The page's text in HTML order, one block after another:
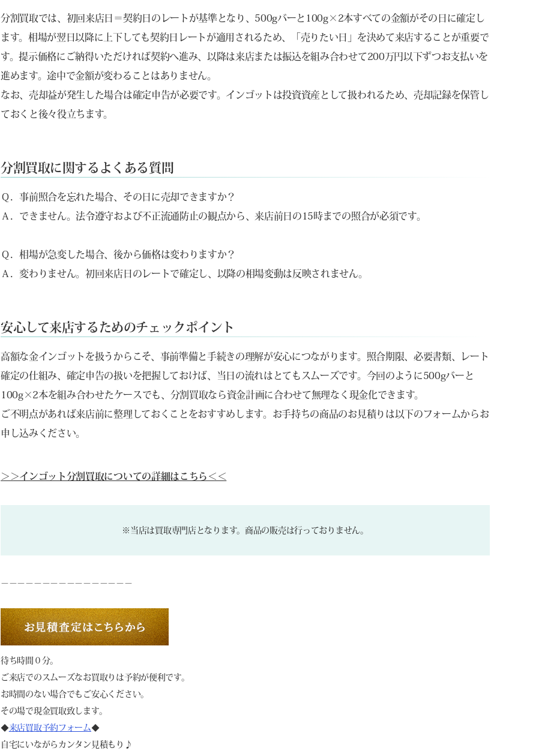
分割買取では、初回来店日＝契約日のレートが基準となり、500gバーと100g×2本すべての金額がその日に確定し
ます。相場が翌日以降に上下しても契約日レートが適用されるため、「売りたい日」を決めて来店することが重要で
す。提示価格にご納得いただければ契約へ進み、以降は来店または振込を組み合わせて200万円以下ずつお支払いを
進めます。途中で金額が変わることはありません。
なお、売却益が発生した場合は確定申告が必要です。インゴットは投資資産として扱われるため、売却記録を保管し
ておくと後々役立ちます。
分割買取に関するよくある質問
Ｑ．事前照合を忘れた場合、その日に売却できますか？
Ａ．できません。法令遵守および不正流通防止の観点から、来店前日の15時までの照合が必須です。
Ｑ．相場が急変した場合、後から価格は変わりますか？
Ａ．変わりません。初回来店日のレートで確定し、以降の相場変動は反映されません。
安心して来店するためのチェックポイント
高額な金インゴットを扱うからこそ、事前準備と手続きの理解が安心につながります。照合期限、必要書類、レート
確定の仕組み、確定申告の扱いを把握しておけば、当日の流れはとてもスムーズです。今回のように500gバーと
100g×2本を組み合わせたケースでも、分割買取なら資金計画に合わせて無理なく現金化できます。
ご不明点があれば来店前に整理しておくことをおすすめします。お手持ちの商品のお見積りは以下のフォームからお
申し込みください。
＞＞インゴット分割買取についての詳細はこちら＜＜
※当店は買取専門店となります。商品の販売は行っておりません。
－－－－－－－－－－－－－－－－
待ち時間０分。
ご来店でのスムーズなお買取りは予約が便利です。
お時間のない場合でもご安心ください。
その場で現金買取致します。
◆来店買取予約フォーム◆
自宅にいながらカンタン見積もり♪